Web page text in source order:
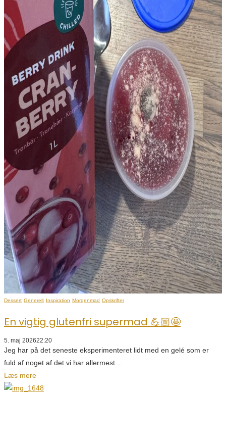
Dessert Generelt Inspiration Morgenmad Opskrifter
En vigtig glutenfri supermad 💪🏼🤩
5. maj 202622:20
Jeg har på det seneste eksperimenteret lidt med en gelé som er
fuld af noget af det vi har allermest...
Læs mere